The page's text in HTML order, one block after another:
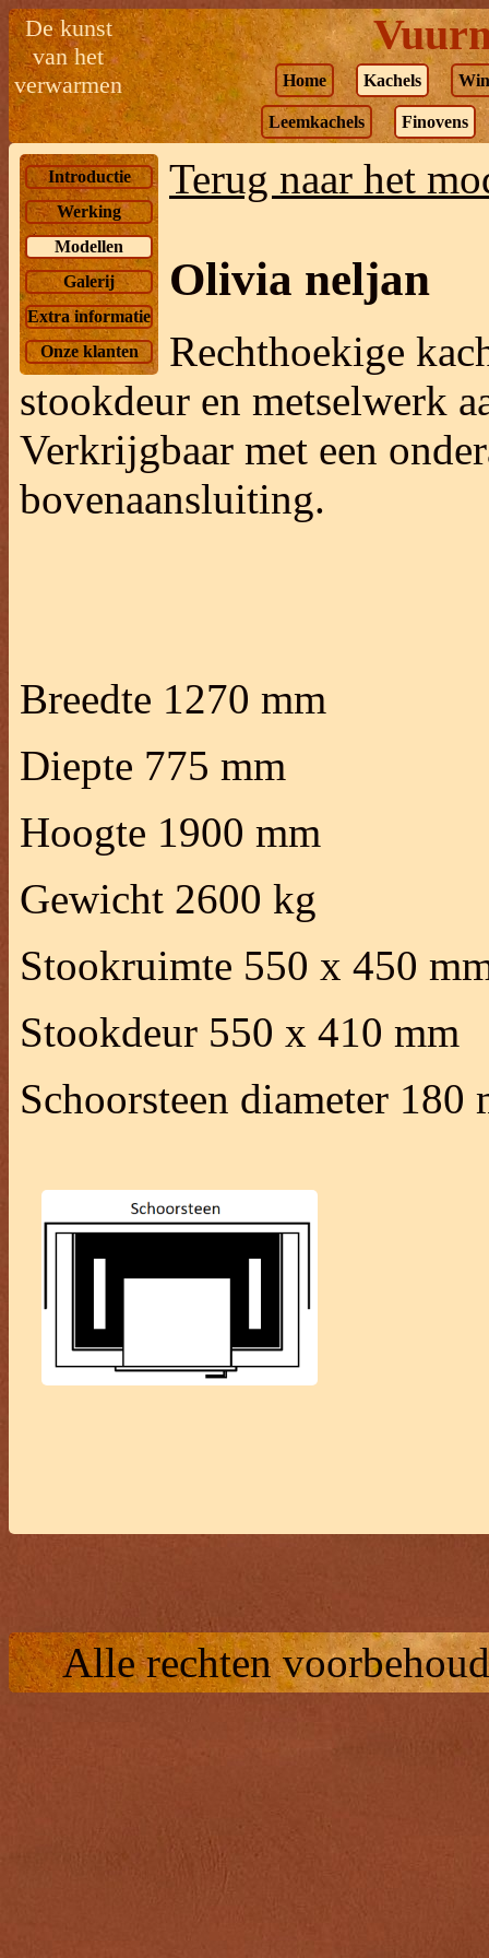
De kunst
van het
verwarmen
Home Kachels
Leemkachels Finovens
Introductie
Werking
Modellen
Galerij
Extra informatie
Onze klanten
Terug naar het
Olivia neljan
Rechthoekige
stookdeur en metselwerk
Verkrijgbaar met een
bovenaansluiting.
Breedte 1270 mm
Diepte 775 mm
Hoogte 1900 mm
Gewicht 2600 kg
Stookruimte 550 x 450
Stookdeur 550 x 410 mm
Schoorsteen diameter 180
Alle rechten